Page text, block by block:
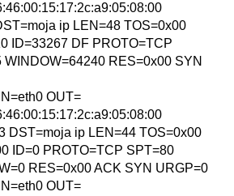
ip LEN=48 TOS=0x00
ID=33267 DF PROTO=TCP
RES=0x00 SYN
OUT=
DST=moja ip LEN=44 TOS=0x00
ID=0 PROTO=TCP SPT=80
RES=0x00 ACK SYN URGP=0
OUT=